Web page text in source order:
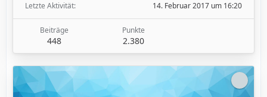
Letzte Aktivität
14. Februar 2017 um 16:20
Beiträge
448
Punkte
2.380